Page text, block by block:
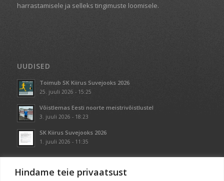
Hindame teie privaatsust
harrastamisele ja selleks tingimuste loomisele.
UUDISED
Toimub SK Kiirus Suvejooks 2026
25. juuli 2026 - 15:25
Võistlemas Eesti noorte meistrivõistlustel
3. juuli 2026 - 18:23
SK Kiirus Suvejooks 2026
1. juuli 2026 - 11:35